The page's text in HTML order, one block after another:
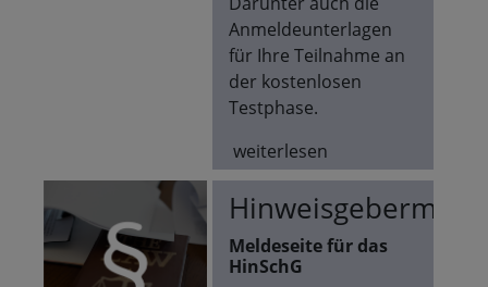
Anmeldeunterlagen
für Ihre Teilnahme an
der kostenlosen
Testphase.
weiterlesen
Meldeseite für das
HinSchG